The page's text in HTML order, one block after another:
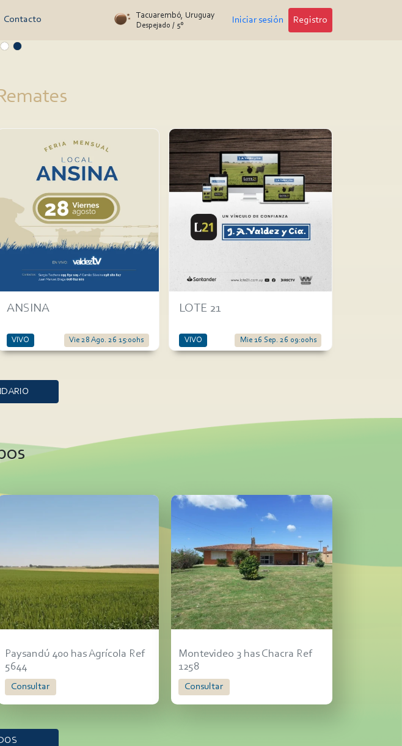
Contacto Tacuarembó, Uruguay
Despejado / 5° Iniciar sesión Registro
ANSINA
VIVO Vie 28 Ago. 26 15:00hs
LOTE 21
VIVO Mie 16 Sep. 26 09:00hs
Paysandú 400 has Agrícola Ref
5644
Consultar
Montevideo 3 has Chacra Ref
1258
Consultar